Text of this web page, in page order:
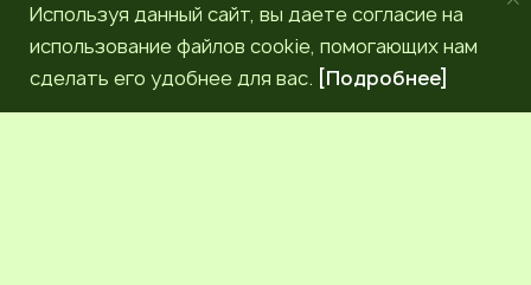
Используя данный сайт, вы даете согласие на
использование файлов cookie, помогающих нам
сделать его удобнее для вас. [Подробнее]